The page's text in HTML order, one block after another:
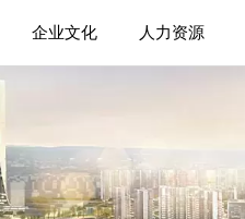
企业文化 人力资源